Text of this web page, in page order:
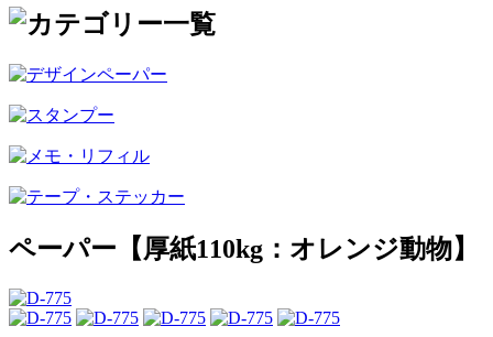
ペーパー【厚紙110kg：オレンジ動物】